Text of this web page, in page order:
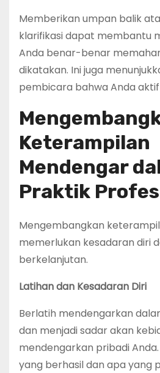
Memberikan umpan balik
klarifikasi dapat membantu
Anda benar-benar
dikatakan. Ini juga
pembicara bahwa Anda
Keterampilan
Mendengar
Praktik
Mengembangkan
memerlukan kesadaran diri
berkelanjutan.
Latihan dan Kesadaran Diri
Berlatih mendengarkan
dan menjadi sadar akan
mendengarkan pribadi
yang berhasil dan apa yang